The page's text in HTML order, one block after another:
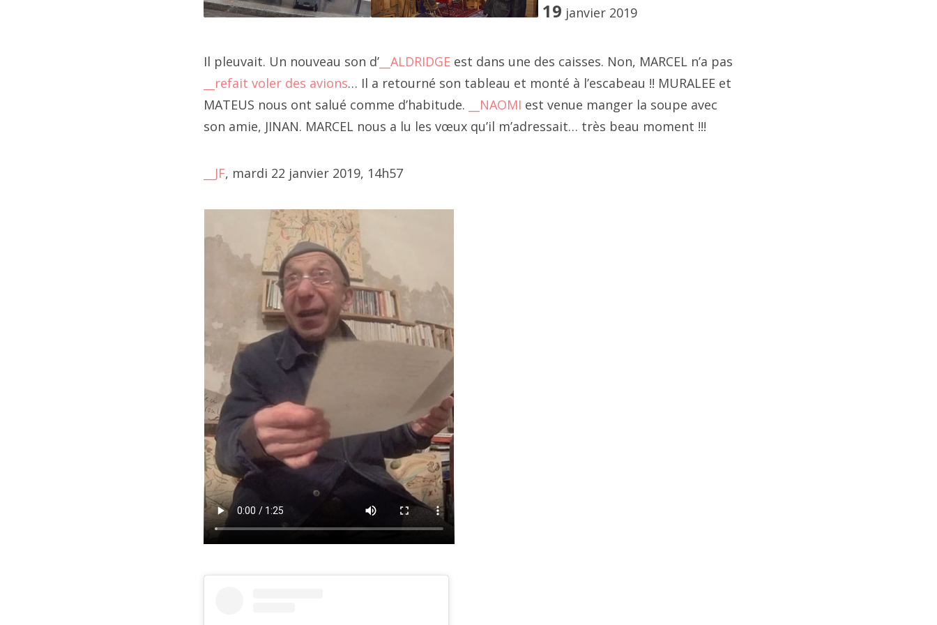
2020 novembre
2020 octobre
2020 juin
2020 mai
2020 avril
2020 mars
2020 février
2020 janvier
2019 décembre
2019 novembre
2019 octobre
2019 septembre
19 janvier 2019
Il pleuvait. Un nouveau son d’ __ALDRIDGE est dans une des caisses. Non, MARCEL n’a pas
__refait voler des avions… Il a retourné son tableau et monté à l’escabeau !! MURALEE et
MATEUS nous ont salué comme d’habitude.
__NAOMI est venue manger la soupe avec
son amie, JINAN. MARCEL nous a lu les vœux qu’il m’adressait… très beau moment !!!
__JF, mardi 22 janvier 2019, 14h57
Des planches et tiroirs s'assemblent, des verrous et charnières
prennent place laissant à JF l'opportunité de dévoiler certaines
morceaux de bois.
"__démonstration du diable et ses boîtes" (ou__là,__vidéo),
__encore des boîtes ,__6 ou 7 boîtes ,__bouts Thebois
remarquables